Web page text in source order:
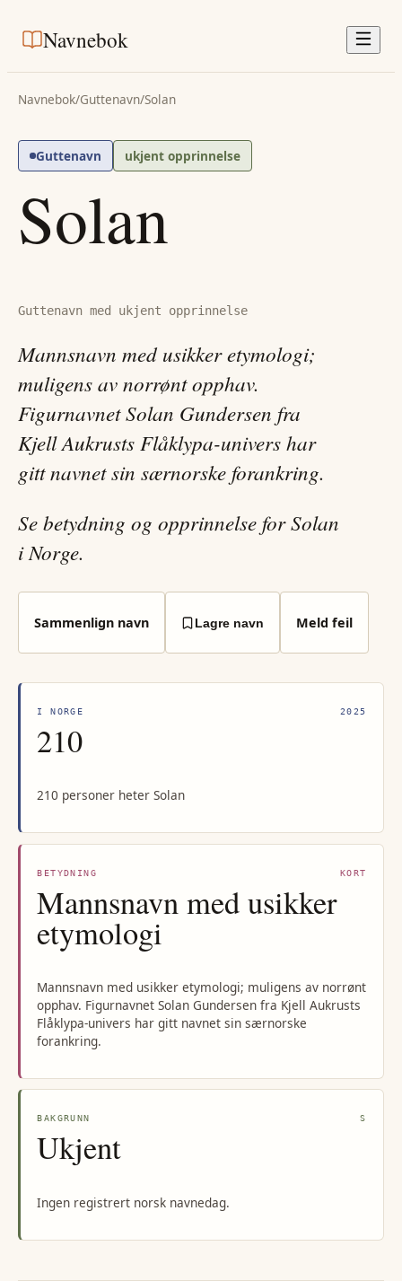
Navnebok
Navnebok/Guttenavn/Solan
Guttenavn ukjent opprinnelse
Solan
Guttenavn med ukjent opprinnelse
Mannsnavn med usikker etymologi;
muligens av norrønt opphav.
Figurnavnet Solan Gundersen fra
Kjell Aukrusts Flåklypa-univers har
gitt navnet sin særnorske forankring.
Se betydning og opprinnelse for Solan
i Norge.
Sammenlign navn Lagre navn Meld feil
I NORGE 2025
210
210 personer heter Solan
BETYDNING KORT
Mannsnavn med usikker
etymologi
Mannsnavn med usikker etymologi; muligens av norrønt
opphav. Figurnavnet Solan Gundersen fra Kjell Aukrusts
Flåklypa-univers har gitt navnet sin særnorske
forankring.
BAKGRUNN S
Ukjent
Ingen registrert norsk navnedag.